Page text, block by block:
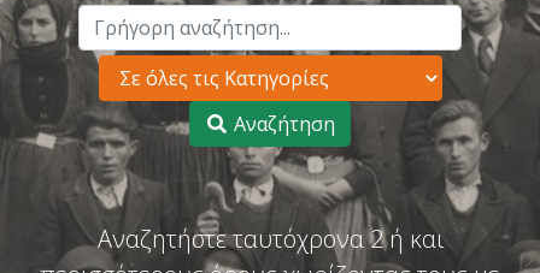
Αναζήτηση
Αναζητήστε ταυτόχρονα 2 ή και